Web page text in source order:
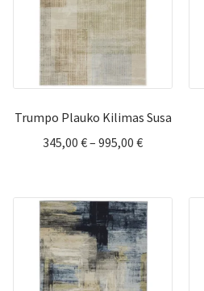
Trumpo Plauko Kilimas Susa
345,00 €– 995,00 €Price
through
995,00 €